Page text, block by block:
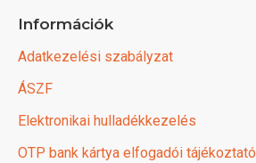
Információk
Adatkezelési szabályzat
ÁSZF
Elektronikai hulladékkezelés
OTP bank kártya elfogadói tájékoztató